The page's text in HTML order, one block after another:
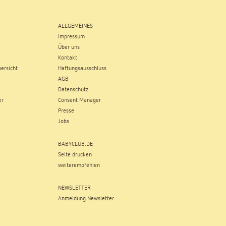
ALLGEMEINES
Impressum
Über uns
Kontakt
Haftungsausschluss
AGB
Datenschutz
Consent Manager
Presse
Jobs
BABYCLUB.DE
Seite drucken
weiterempfehlen
NEWSLETTER
Anmeldung Newsletter